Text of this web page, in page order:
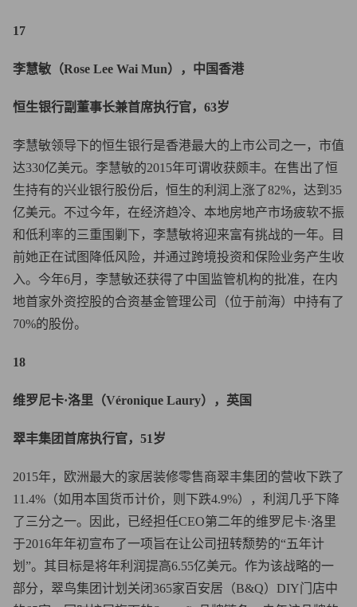
17
李慧敏（Rose Lee Wai Mun），中国香港
恒生银行副董事长兼首席执行官，63岁
李慧敏领导下的恒生银行是香港最大的上市公司之一，市值
达330亿美元。李慧敏的2015年可谓收获颇丰。在售出了恒
生持有的兴业银行股份后，恒生的利润上涨了82%，达到35
亿美元。不过今年，在经济趋冷、本地房地产市场疲软不振
和低利率的三重围剿下，李慧敏将迎来富有挑战的一年。目
前她正在试图降低风险，并通过跨境投资和保险业务产生收
入。今年6月，李慧敏还获得了中国监管机构的批准，在内
地首家外资控股的合资基金管理公司（位于前海）中持有了
70%的股份。
18
维罗尼卡·洛里（Véronique Laury），英国
翠丰集团首席执行官，51岁
2015年，欧洲最大的家居装修零售商翠丰集团的营收下跌了
11.4%（如用本国货币计价，则下跌4.9%），利润几乎下降
了三分之一。因此，已经担任CEO第二年的维罗尼卡·洛里
于2016年年初宣布了一项旨在让公司扭转颓势的“五年计
划”。其目标是将年利润提高6.55亿美元。作为该战略的一
部分，翠鸟集团计划关闭365家百安居（B&Q）DIY门店中